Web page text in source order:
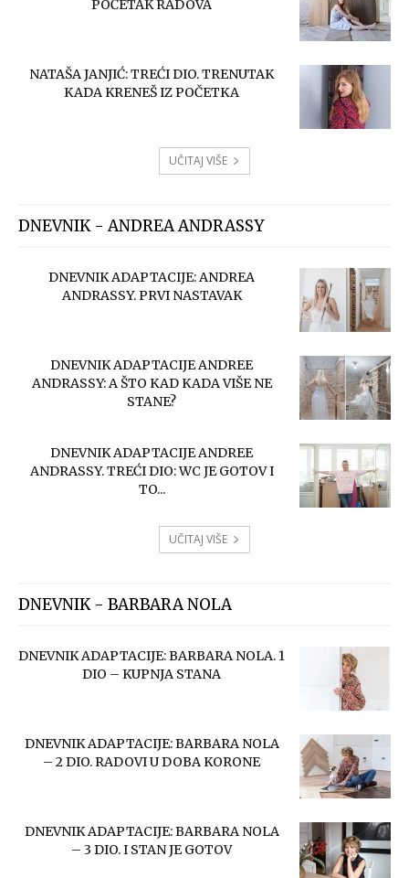
POČETAK RADOVA
NATAŠA JANJIĆ: TREĆI DIO. TRENUTAK
KADA KRENEŠ IZ POČETKA
UČITAJ VIŠE
DNEVNIK - ANDREA ANDRASSY
DNEVNIK ADAPTACIJE: ANDREA
ANDRASSY. PRVI NASTAVAK
DNEVNIK ADAPTACIJE ANDREE
ANDRASSY: A ŠTO KAD KADA VIŠE NE
STANE?
DNEVNIK ADAPTACIJE ANDREE
ANDRASSY. TREĆI DIO: WC JE GOTOV I
TO...
UČITAJ VIŠE
DNEVNIK - BARBARA NOLA
DNEVNIK ADAPTACIJE: BARBARA NOLA. 1
DIO – KUPNJA STANA
DNEVNIK ADAPTACIJE: BARBARA NOLA
– 2 DIO. RADOVI U DOBA KORONE
DNEVNIK ADAPTACIJE: BARBARA NOLA
– 3 DIO. I STAN JE GOTOV